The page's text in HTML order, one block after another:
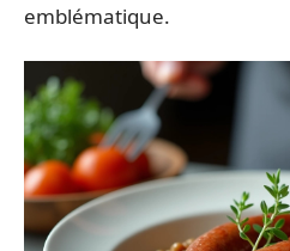
emblématique.